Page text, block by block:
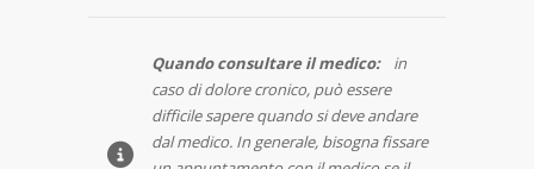
Quando consultare il medico:
in
caso di dolore cronico, può essere
difficile sapere quando si deve andare
dal medico. In generale, bisogna fissare